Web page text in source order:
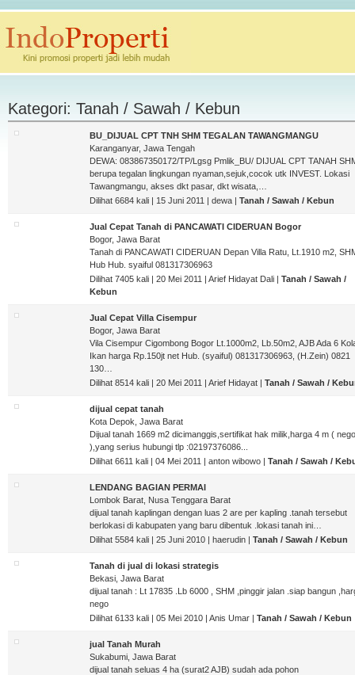
Kategori: Tanah / Sawah / Kebun
BU_DIJUAL CPT TNH SHM TEGALAN TAWANGMANGU
Karanganyar, Jawa Tengah
DEWA: 083867350172/TP/Lgsg Pmlik_BU/ DIJUAL CPT TANAH
berupa tegalan lingkungan nyaman,sejuk,cocok utk INVEST. Lokasi
Tawangmangu, akses dkt pasar, dkt wisata,…
Dilihat 6684 kali | 15 Juni 2011 | dewa | Tanah / Sawah / Kebun
Jual Cepat Tanah di PANCAWATI CIDERUAN Bogor
Bogor, Jawa Barat
Tanah di PANCAWATI CIDERUAN Depan Villa Ratu, Lt.1910 m2,
Hub Hub. syaiful 081317306963
Dilihat 7405 kali | 20 Mei 2011 | Arief Hidayat Dali | Tanah / Sawah /
Kebun
Jual Cepat Villa Cisempur
Bogor, Jawa Barat
Vila Cisempur Cigombong Bogor Lt.1000m2, Lb.50m2, AJB Ada 6
Ikan harga Rp.150jt net Hub. (syaiful) 081317306963, (H.Zein) 0821
130…
Dilihat 8514 kali | 20 Mei 2011 | Arief Hidayat | Tanah / Sawah /
dijual cepat tanah
Kota Depok, Jawa Barat
Dijual tanah 1669 m2 dicimanggis,sertifikat hak milik,harga 4 m ( nego
),yang serius hubungi tlp :02197376086...
Dilihat 6611 kali | 04 Mei 2011 | anton wibowo | Tanah / Sawah /
LENDANG BAGIAN PERMAI
Lombok Barat, Nusa Tenggara Barat
dijual tanah kaplingan dengan luas 2 are per kapling .tanah tersebut
berlokasi di kabupaten yang baru dibentuk .lokasi tanah ini…
Dilihat 5584 kali | 25 Juni 2010 | haerudin | Tanah / Sawah / Kebun
Tanah di jual di lokasi strategis
Bekasi, Jawa Barat
dijual tanah : Lt 17835 .Lb 6000 , SHM ,pinggir jalan .siap bangun
nego
Dilihat 6133 kali | 05 Mei 2010 | Anis Umar | Tanah / Sawah / Kebun
jual Tanah Murah
Sukabumi, Jawa Barat
dijual tanah seluas 4 ha (surat2 AJB) sudah ada pohon